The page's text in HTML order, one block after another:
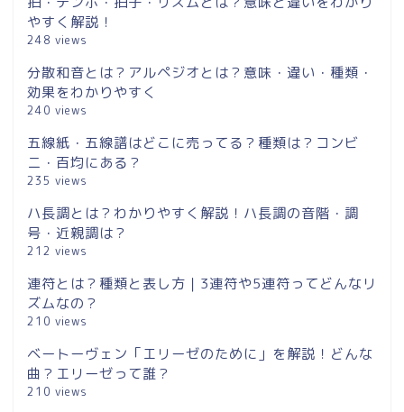
やすく解説！
248 views
分散和音とは？アルペジオとは？意味・違い・種類・
効果をわかりやすく
240 views
五線紙・五線譜はどこに売ってる？種類は？コンビ
ニ・百均にある？
235 views
ハ長調とは？わかりやすく解説！ハ長調の音階・調
号・近親調は？
212 views
連符とは？種類と表し方｜3連符や5連符ってどんなリ
ズムなの？
210 views
ベートーヴェン「エリーゼのために」を解説！どんな
曲？エリーゼって誰？
210 views